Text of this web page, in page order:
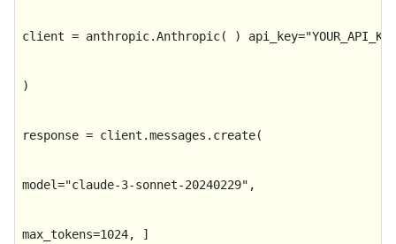
client = anthropic.Anthropic( ) api_key=
)
response = client.messages.create(
model="claude-3-sonnet-20240229" ,
max_tokens=1024, ]